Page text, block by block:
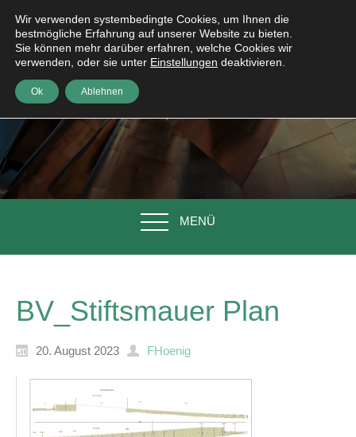
MENÜ
BV_Stiftsmauer Plan
20. August 2023 FHoenig
Wir verwenden systembedingte Cookies, um Ihnen die
bestmögliche Erfahrung auf unserer Website zu bieten.
Sie können mehr darüber erfahren, welche Cookies wir
verwenden, oder sie unter Einstellungen deaktivieren.
Ok Ablehnen